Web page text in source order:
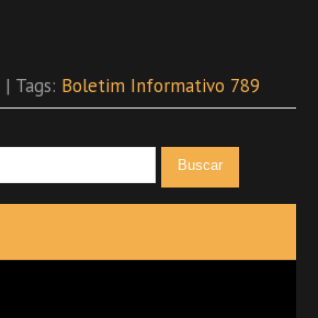
| Tags: Boletim Informativo 789